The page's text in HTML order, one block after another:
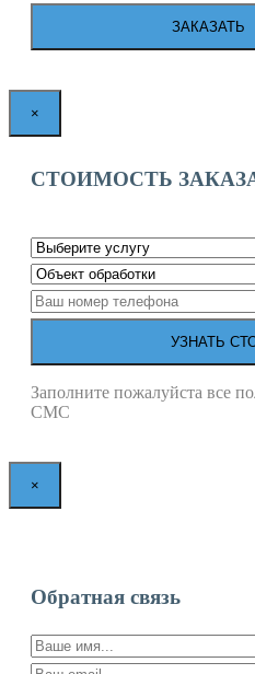
×
СТОИМОСТЬ
Заполните пожалуйста все
СМС
×
Обратная связь